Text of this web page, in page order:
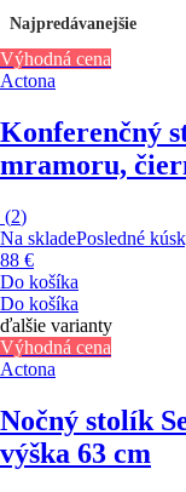
Najpredávanejšie
Výhodná cena
Actona
Konferenčný
mramoru,
(2)
Na skladePosledné
88 €
Do košíka
Do košíka
ďalšie varianty
Výhodná cena
Actona
Nočný stolík
výška 63 cm